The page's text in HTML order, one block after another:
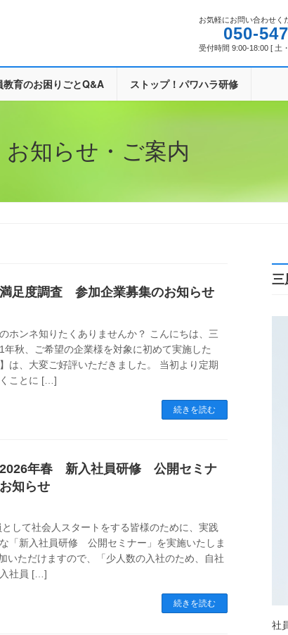
お気軽にお問い合わせく
050-
受付時間 9:00-18:00 [ 土
教育のお困りごとQ&A ストップ！パワハラ研修
お知らせ・ご案内
足度調査 参加企業募集のお知らせ
ホンネ知りたくありませんか？ こんにちは、三
年秋、ご希望の企業様を対象に初めて実施した
は、大変ご好評いただきました。 当初より定期
ことに […]
続きを読む
2026年春 新入社員研修 公開セミナ
知らせ
して社会人スタートをする皆様のために、実践
「新入社員研修 公開セミナー」を実施いたしま
いただけますので、「少人数の入社のため、自社
社員 […]
続きを読む
社